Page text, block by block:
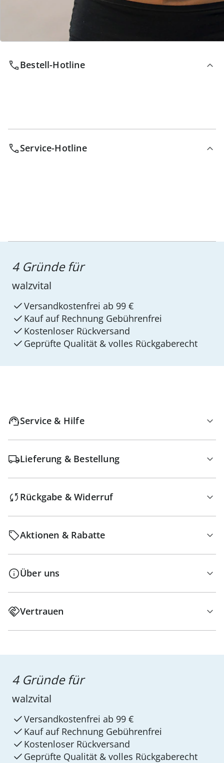
Wir sind für Sie da
Bestell-Hotline
Service-Hotline
4 Gründe für
walzvital
Versandkostenfrei ab 99 €
Kauf auf Rechnung Gebührenfrei
Kostenloser Rückversand
Geprüfte Qualität & volles Rückgaberecht
Service & Hilfe
Lieferung & Bestellung
Rückgabe & Widerruf
Aktionen & Rabatte
Über uns
Vertrauen
4 Gründe für
walzvital
Versandkostenfrei ab 99 €
Kauf auf Rechnung Gebührenfrei
Kostenloser Rückversand
Geprüfte Qualität & volles Rückgaberecht